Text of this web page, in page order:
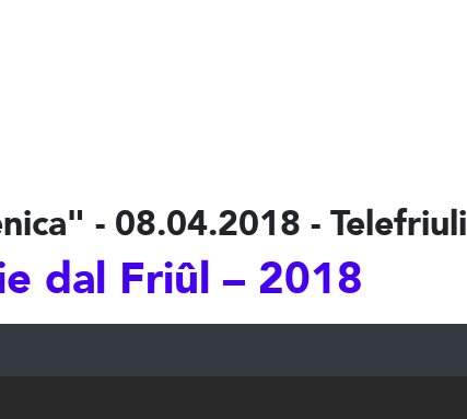
- 08.04.2018 - Telefriuli
dal Friûl – 2018